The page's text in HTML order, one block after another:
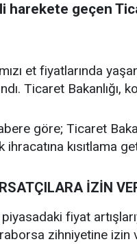
harekete geçen
et fiyatlarında
Ticaret Bakanlığı,
göre; Ticaret
kısıtlama
İZİN
fiyat
zihniyetine izin